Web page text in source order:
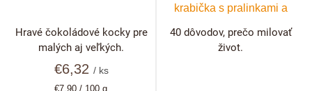
€6,32 / ks
Jednotková
€7,90 / 100 g
Hravé čokoládové kocky pre
malých aj veľkých.
krabička s pralinkami a
40 dôvodov, prečo milovať
život.